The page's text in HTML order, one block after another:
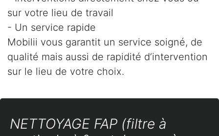
sur votre lieu de travail
- Un service rapide
Mobilii vous garantit un service soigné, de
qualité mais aussi de rapidité d’intervention
sur le lieu de votre choix.
NETTOYAGE FAP (filtre à